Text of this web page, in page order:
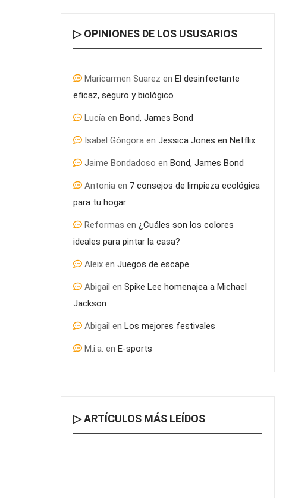
▷ OPINIONES DE LOS USUSARIOS
Maricarmen Suarez en El desinfectante
eficaz, seguro y biológico
Lucía en Bond, James Bond
Isabel Góngora en Jessica Jones en Netflix
Jaime Bondadoso en Bond, James Bond
Antonia en 7 consejos de limpieza ecológica
para tu hogar
Reformas en ¿Cuáles son los colores
ideales para pintar la casa?
Aleix en Juegos de escape
Abigail en Spike Lee homenajea a Michael
Jackson
Abigail en Los mejores festivales
M.i.a. en E-sports
▷ ARTÍCULOS MÁS LEÍDOS